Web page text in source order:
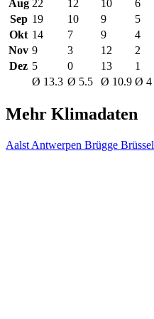
Aug 22 12 10
6
Sep 19 10 9
5
Okt 14 7 9
4
Nov 9 3 12
2
Dez 5 0 13
1
Ø 13.3 Ø 5.5 Ø 10.9 Ø 4
Mehr Klimadaten
Aalst Antwerpen Brügge Brüssel